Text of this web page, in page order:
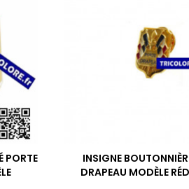
PORTE
INSIGNE
DRAPEAU MODÈLE